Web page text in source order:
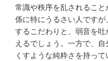
常識や秩序を乱されるこ
係に特にうるさい人です
するこだわりと、弱音を
えるでしょう。一方で、
くすような純粋さを持っ